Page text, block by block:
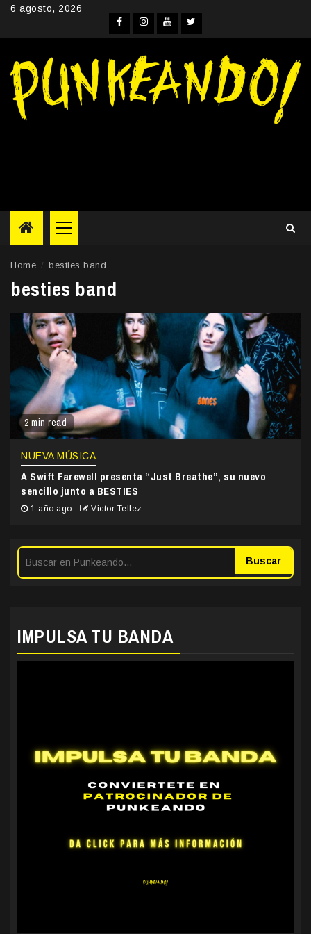
Skip6 agosto, 2026
Facebook
Instagram
YouTubeTwitter
Primary
Menu
Home besties band
besties band
2 min read
NUEVA MÚSICA
A Swift Farewell presenta “Just Breathe”, su nuevo
sencillo junto a BESTIES
1 año ago Victor Tellez
Buscar
IMPULSA TU BANDA